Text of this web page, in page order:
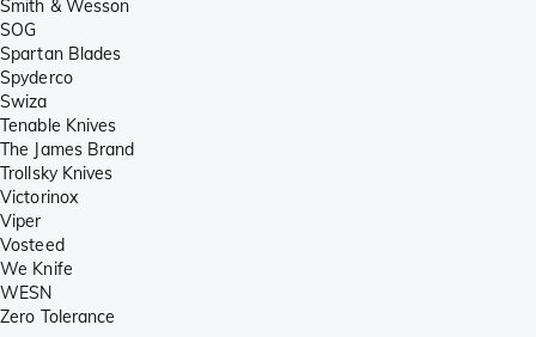
Smith & Wesson
SOG
Spartan Blades
Spyderco
Swiza
Tenable Knives
The James Brand
Trollsky Knives
Victorinox
Viper
Vosteed
We Knife
WESN
Zero Tolerance